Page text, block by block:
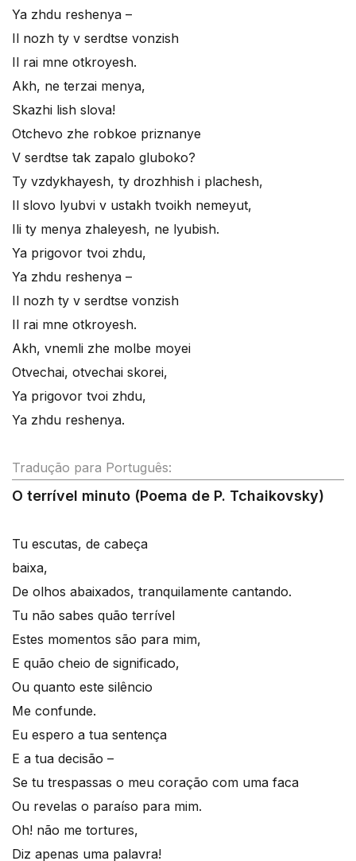
Ya zhdu reshenya –
Il nozh ty v serdtse vonzish
Il rai mne otkroyesh.
Akh, ne terzai menya,
Skazhi lish slova!
Otchevo zhe robkoe priznanye
V serdtse tak zapalo gluboko?
Ty vzdykhayesh, ty drozhhish i plachesh,
Il slovo lyubvi v ustakh tvoikh nemeyut,
Ili ty menya zhaleyesh, ne lyubish.
Ya prigovor tvoi zhdu,
Ya zhdu reshenya –
Il nozh ty v serdtse vonzish
Il rai mne otkroyesh.
Akh, vnemli zhe molbe moyei
Otvechai, otvechai skorei,
Ya prigovor tvoi zhdu,
Ya zhdu reshenya.
Tradução para Português:
O terrível minuto (Poema de P. Tchaikovsky)
Tu escutas, de cabeça
baixa,
De olhos abaixados, tranquilamente cantando.
Tu não sabes quão terrível
Estes momentos são para mim,
E quão cheio de significado,
Ou quanto este silêncio
Me confunde.
Eu espero a tua sentença
E a tua decisão –
Se tu trespassas o meu coração com uma faca
Ou revelas o paraíso para mim.
Oh! não me tortures,
Diz apenas uma palavra!